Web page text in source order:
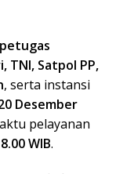
petugas
TNI, Satpol PP,
, serta instansi
Desember
pelayanan
WIB.